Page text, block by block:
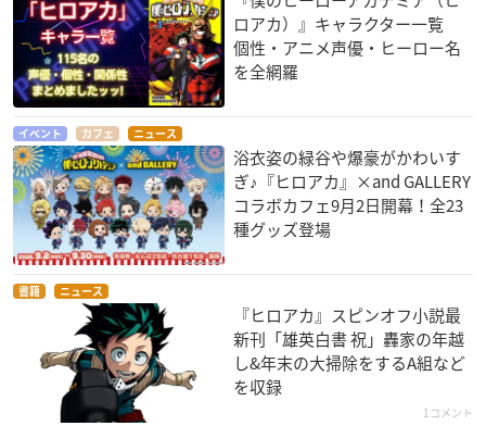
ロアカ）』キャラクター一覧
個性・アニメ声優・ヒーロー名
を全網羅
イベント カフェ ニュース
浴衣姿の緑谷や爆豪がかわいす
ぎ♪『ヒロアカ』×and GALLERY
コラボカフェ9月2日開幕！全23
種グッズ登場
書籍 ニュース
『ヒロアカ』スピンオフ小説最
新刊「雄英白書 祝」轟家の年越
し&年末の大掃除をするA組など
を収録
1コメント